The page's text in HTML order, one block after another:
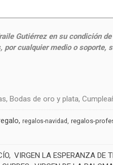
Gutiérrez en su condición
cualquier medio o soporte,
Bodas de oro y plata,
regalos-navidad regalos-
VIRGEN LA ESPERANZA DE